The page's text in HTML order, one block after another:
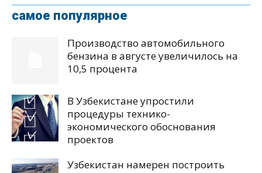
самое популярное
Производство автомобильного
бензина в августе увеличилось на
10,5 процента
В Узбекистане упростили
процедуры технико-
экономического обоснования
проектов
Узбекистан намерен построить